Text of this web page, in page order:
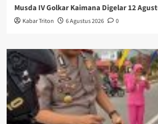
Musda IV Golkar Kaimana Digelar 12
Kabar Triton 6 Agustus 2026 0